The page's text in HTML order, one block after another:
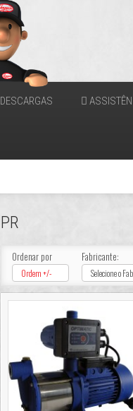
DESCARGAS
PR
Ordenar por
Ordem +/-
Fabricante:
Selecione o